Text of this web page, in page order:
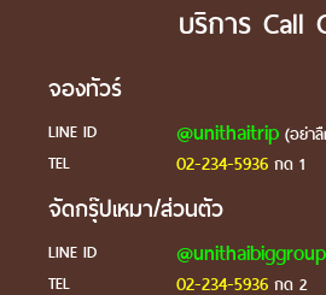
บริการ Call
จองทัวร์
LINE ID @unithaitrip(อย่าลื
TEL
02-234-5936กด 1
จัดกรุ๊ปเหมา/ส่วนตัว
LINE ID @unithaibiggroup
TEL 02-234-5936กด 2